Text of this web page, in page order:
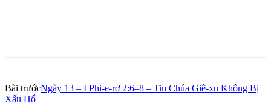
Bài trướcNgày 13 – I Phi-e-rơ 2:6–8 – Tin Chúa Giê-xu Không Bị
Xấu Hổ